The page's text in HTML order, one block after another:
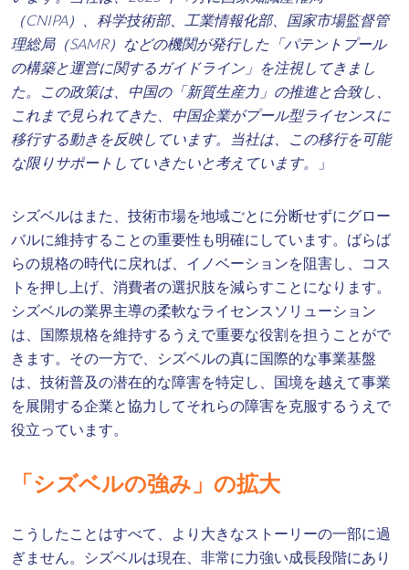
（CNIPA）、科学技術部、工業情報化部、国家市場監督管
理総局（SAMR）などの機関が発行した「パテントプール
の構築と運営に関するガイドライン」を注視してきまし
た。この政策は、中国の「新質生産力」の推進と合致し、
これまで見られてきた、中国企業がプール型ライセンスに
移行する動きを反映しています。当社は、この移行を可能
な限りサポートしていきたいと考えています。
」
シズベルはまた、技術市場を地域ごとに分断せずにグロー
バルに維持することの重要性も明確にしています。ばらば
らの規格の時代に戻れば、イノベーションを阻害し、コス
トを押し上げ、消費者の選択肢を減らすことになります。
シズベルの業界主導の柔軟なライセンスソリューション
は、国際規格を維持するうえで重要な役割を担うことがで
きます。その一方で、シズベルの真に国際的な事業基盤
は、技術普及の潜在的な障害を特定し、国境を越えて事業
を展開する企業と協力してそれらの障害を克服するうえで
役立っています。
「シズベルの強み」の拡大
こうしたことはすべて、より大きなストーリーの一部に過
ぎません。シズベルは現在、非常に力強い成長段階にあり